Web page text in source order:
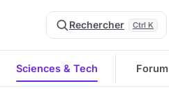
Rechercher Ctrl K
Sciences & Tech Forum